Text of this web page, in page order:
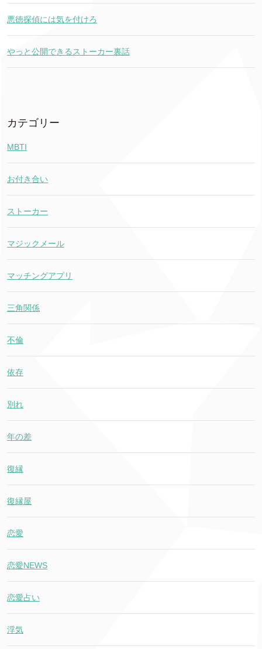
悪徳探偵には気を付けろ
やっと公開できるストーカー裏話
カテゴリー
MBTI
お付き合い
ストーカー
マジックメール
マッチングアプリ
三角関係
不倫
依存
別れ
年の差
復縁
復縁屋
恋愛
恋愛NEWS
恋愛占い
浮気